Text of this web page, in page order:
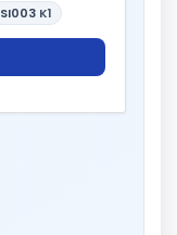
SI003 K1